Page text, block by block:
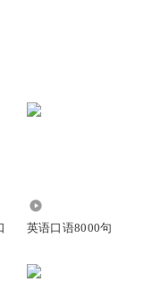
英语口语8000句